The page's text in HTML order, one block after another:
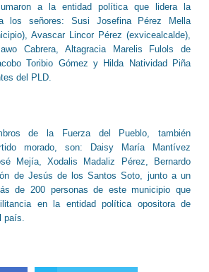
a la entidad política que lidera la
los señores: Susi Josefina Pérez Mella
Avascar Lincor Pérez (exvicealcalde),
Cabrera, Altagracia Marelis Fulols de
Toribio Gómez y Hilda Natividad Piña
del PLD.
de la Fuerza del Pueblo, también
morado, son: Daisy María Mantívez
Mejía, Xodalis Madaliz Pérez, Bernardo
de Jesús de los Santos Soto, junto a un
de 200 personas de este municipio que
en la entidad política opositora de
país.